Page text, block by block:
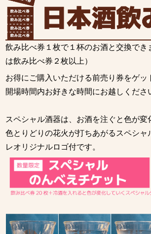
飲み比べ券１枚で１杯のお酒と交換でき
は飲み比べ券２枚以上）
お得にご購入いただける前売り券をゲッ
開場時間内お好きな時間にお越しくださ
スペシャル酒器は、お酒を注ぐと色が変
色とりどりの花火が打ちあがるスペシャ
レオリジナルロゴ付です。